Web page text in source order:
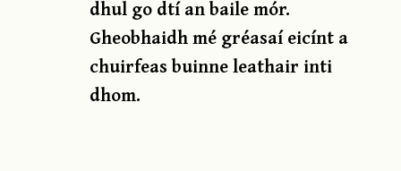
dhul go dtí an baile mór.
Gheobhaidh mé gréasaí eicínt a
chuirfeas buinne leathair inti
dhom.